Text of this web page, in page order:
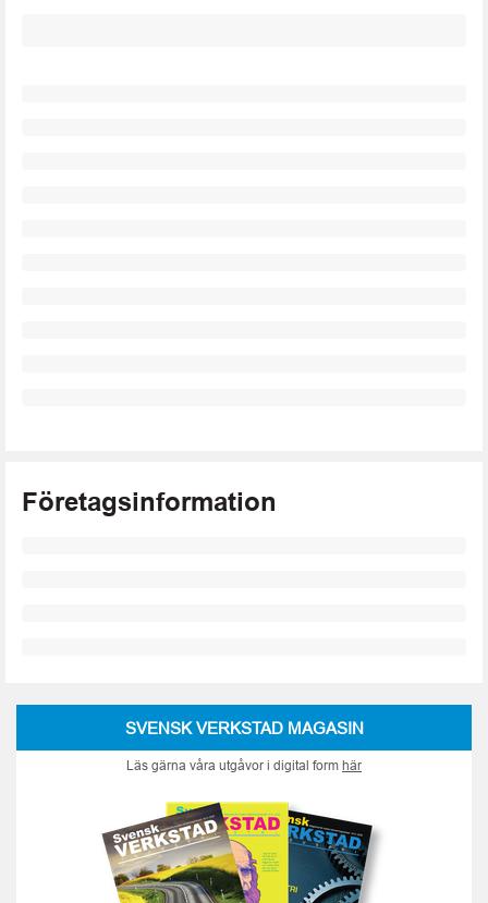
Företagsinformation
SVENSK VERKSTAD MAGASIN
Läs gärna våra utgåvor i digital form här